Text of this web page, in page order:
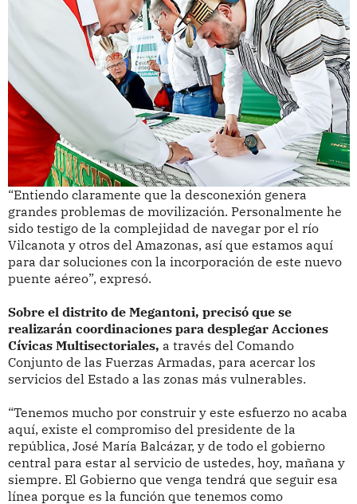
“Entiendo claramente que la desconexión genera
grandes problemas de movilización. Personalmente he
sido testigo de la complejidad de navegar por el río
Vilcanota y otros del Amazonas, así que estamos aquí
para dar soluciones con la incorporación de este nuevo
puente aéreo”, expresó.
Sobre el distrito de Megantoni, precisó que se
realizarán coordinaciones para desplegar Acciones
Cívicas Multisectoriales, a través del Comando
Conjunto de las Fuerzas Armadas, para acercar los
servicios del Estado a las zonas más vulnerables.
“Tenemos mucho por construir y este esfuerzo no acaba
aquí, existe el compromiso del presidente de la
república, José María Balcázar, y de todo el gobierno
central para estar al servicio de ustedes, hoy, mañana y
siempre. El Gobierno que venga tendrá que seguir esa
línea porque es la función que tenemos como